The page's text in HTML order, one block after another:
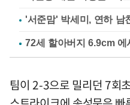
'서준맘' 박세미, 연하 남
팀이 2-3으로 밀리던 7회